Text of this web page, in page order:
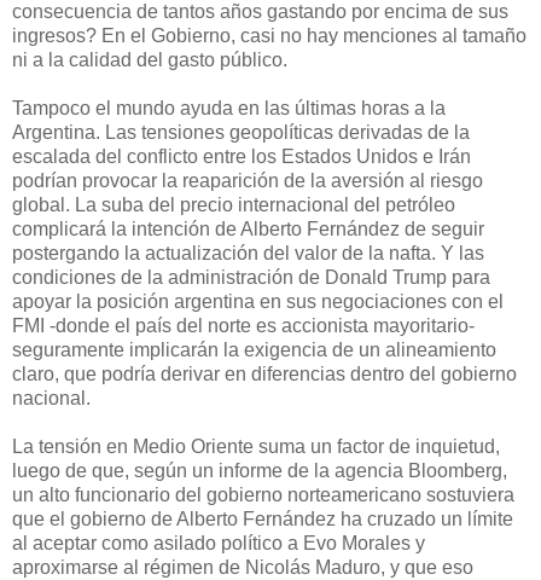
consecuencia de tantos años gastando por encima de sus
ingresos? En el Gobierno, casi no hay menciones al tamaño
ni a la calidad del gasto público.
Tampoco el mundo ayuda en las últimas horas a la
Argentina. Las tensiones geopolíticas derivadas de la
escalada del conflicto entre los Estados Unidos e Irán
podrían provocar la reaparición de la aversión al riesgo
global. La suba del precio internacional del petróleo
complicará la intención de Alberto Fernández de seguir
postergando la actualización del valor de la nafta. Y las
condiciones de la administración de Donald Trump para
apoyar la posición argentina en sus negociaciones con el
FMI -donde el país del norte es accionista mayoritario-
seguramente implicarán la exigencia de un alineamiento
claro, que podría derivar en diferencias dentro del gobierno
nacional.
La tensión en Medio Oriente suma un factor de inquietud,
luego de que, según un informe de la agencia Bloomberg,
un alto funcionario del gobierno norteamericano sostuviera
que el gobierno de Alberto Fernández ha cruzado un límite
al aceptar como asilado político a Evo Morales y
aproximarse al régimen de Nicolás Maduro, y que eso